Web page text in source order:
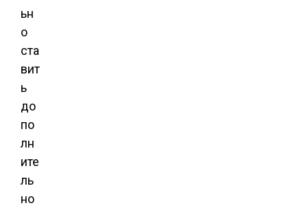
ьн
о
ста
вит
ь
до
по
лн
ите
ль
но